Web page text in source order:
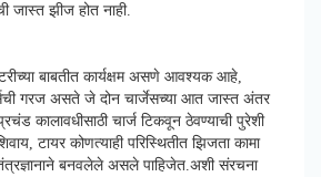
जास्त झीज होत नाही.
बाबतीत कार्यक्षम असणे आवश्यक आहे,
गरज असते जे दोन चार्जेसच्या आत जास्त अंतर
कालावधीसाठी चार्ज टिकवून ठेवण्याची पुरेशी
टायर कोणत्याही परिस्थितीत झिजता कामा
बनवलेले असले पाहिजेत.अशी संरचना